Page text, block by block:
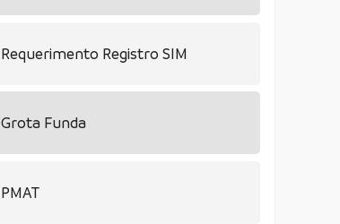
Requerimento Registro SIM
Grota Funda
PMAT